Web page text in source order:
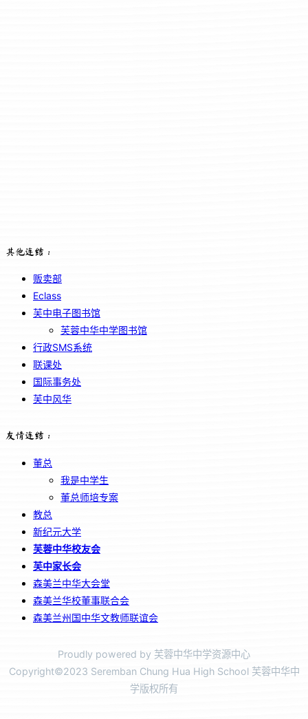
其他连结：
贩卖部
Eclass
芙中电子图书馆
芙蓉中华中学图书馆
行政SMS系统
联课处
国际事务处
芙中风华
友情连结：
董总
我是中学生
董总师培专案
教总
新纪元大学
芙蓉中华校友会
芙中家长会
森美兰中华大会堂
森美兰华校董事联合会
森美兰州国中华文教师联谊会
Proudly powered by 芙蓉中华中学资源中心
Copyright©2023 Seremban Chung Hua High School 芙蓉中华中
学版权所有